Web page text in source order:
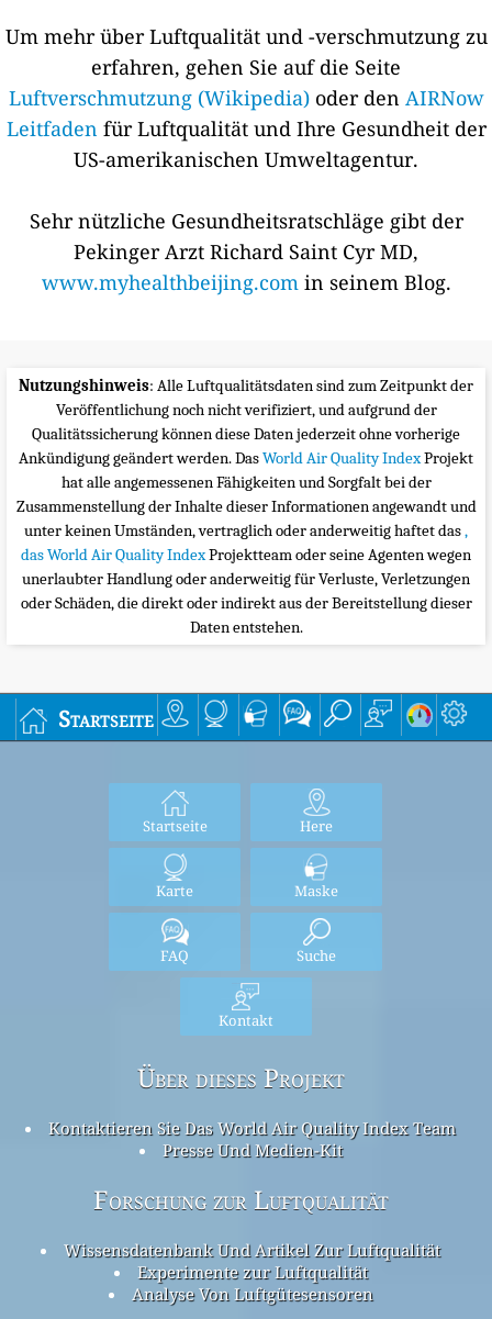
Um mehr über Luftqualität und -verschmutzung zu
erfahren, gehen Sie auf die Seite
Luftverschmutzung (Wikipedia)oder den AIRNow
Leitfaden für Luftqualität und Ihre Gesundheit der
US-amerikanischen Umweltagentur.
Sehr nützliche Gesundheitsratschläge gibt der
Pekinger Arzt Richard Saint Cyr MD,
www.myhealthbeijing.comin seinem Blog.
Nutzungshinweis: Alle Luftqualitätsdaten sind zum Zeitpunkt der
Veröffentlichung noch nicht verifiziert, und aufgrund der
Qualitätssicherung können diese Daten jederzeit ohne vorherige
Ankündigung geändert werden. DasWorld Air Quality IndexProjekt
hat alle angemessenen Fähigkeiten und Sorgfalt bei der
Zusammenstellung der Inhalte dieser Informationen angewandt und
unter keinen Umständen, vertraglich oder anderweitig haftet das,
das World Air Quality IndexProjektteam oder seine Agenten wegen
unerlaubter Handlung oder anderweitig für Verluste, Verletzungen
oder Schäden, die direkt oder indirekt aus der Bereitstellung dieser
Daten entstehen.
Startseite
Startseite Here
Karte Maske
FAQ Suche
Kontakt
Über dieses Projekt
Kontaktieren Sie Das World Air Quality Index Team
Presse Und Medien-Kit
Forschung zur Luftqualität
Wissensdatenbank Und Artikel Zur Luftqualität
Experimente zur Luftqualität
Analyse Von Luftgütesensoren